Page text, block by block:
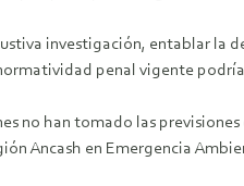
investigación, entablar la
penal vigente
no han tomado las
Ancash en Emergencia